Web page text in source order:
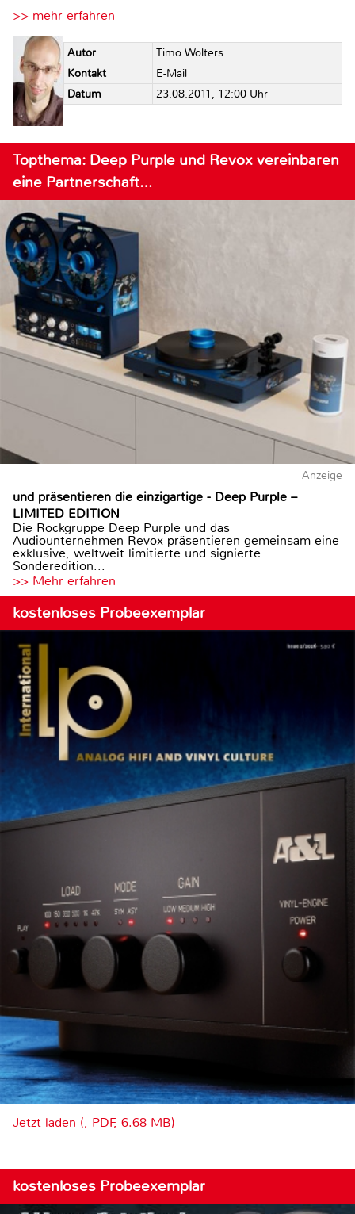
>> mehr erfahren
Autor
Timo Wolters
Kontakt
E-Mail
Datum
23.08.2011, 12:00 Uhr
Topthema: Deep Purple und Revox vereinbaren
eine Partnerschaft…
Anzeige
und präsentieren die einzigartige - Deep Purple –
LIMITED EDITION
Die Rockgruppe Deep Purple und das
Audiounternehmen Revox präsentieren gemeinsam eine
exklusive, weltweit limitierte und signierte
Sonderedition...
>> Mehr erfahren
kostenloses Probeexemplar
Jetzt laden (, PDF, 6.68 MB)
kostenloses Probeexemplar